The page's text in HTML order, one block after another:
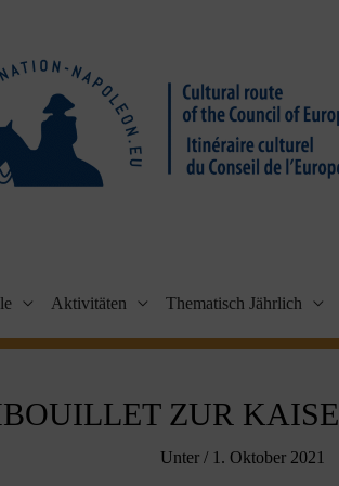
Aktivitäten Thematisch Jährlich
ZUR
Unter / 1. Oktober 2021